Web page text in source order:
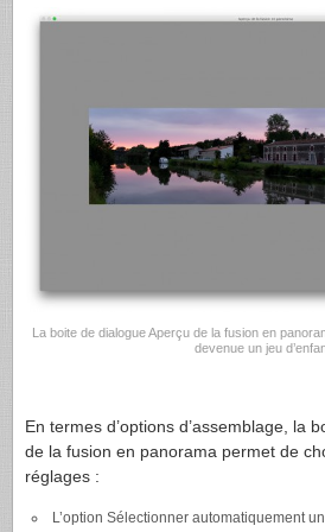
La boite de dialogue Aperçu de la fusion en
devenue un jeu
En termes d’options d’assemblage, la
de la fusion en panorama permet de
réglages :
L’option Sélectionner automatiquement